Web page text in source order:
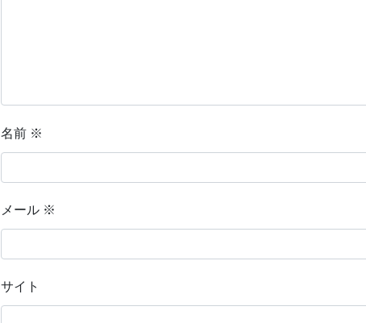
名前 ※
メール ※
サイト